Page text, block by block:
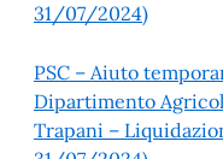
31/07/2024)
PSC – Aiuto
Dipartimento
Trapani –